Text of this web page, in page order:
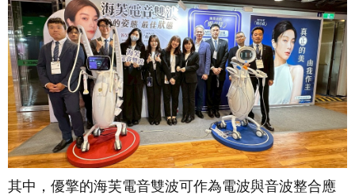
其中，優擎的海芙電音雙波可作為電波與音波整合應